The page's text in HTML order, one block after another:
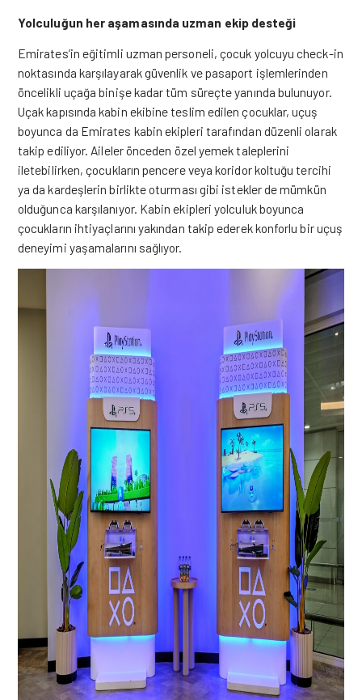
Yolculuğun her aşamasında uzman ekip desteği
Emirates’in eğitimli uzman personeli, çocuk yolcuyu check-in
noktasında karşılayarak güvenlik ve pasaport işlemlerinden
öncelikli uçağa binişe kadar tüm süreçte yanında bulunuyor.
Uçak kapısında kabin ekibine teslim edilen çocuklar, uçuş
boyunca da Emirates kabin ekipleri tarafından düzenli olarak
takip ediliyor. Aileler önceden özel yemek taleplerini
iletebilirken, çocukların pencere veya koridor koltuğu tercihi
ya da kardeşlerin birlikte oturması gibi istekler de mümkün
olduğunca karşılanıyor. Kabin ekipleri yolculuk boyunca
çocukların ihtiyaçlarını yakından takip ederek konforlu bir uçuş
deneyimi yaşamalarını sağlıyor.